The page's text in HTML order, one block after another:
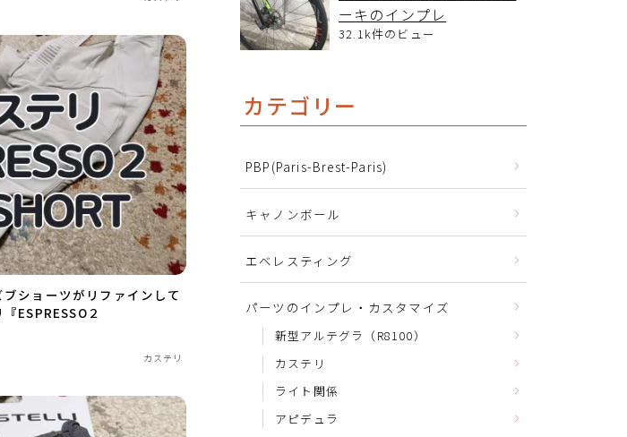
ブショーツがリファインして
ESPRESSO２
カステリ
ーキのインプレ
32.1k件のビュー
カテゴリー
PBP(Paris-Brest-Paris)
キャノンボール
エベレスティング
パーツのインプレ・カスタマイズ
新型アルテグラ（R8100）
カステリ
ライト関係
アピデュラ